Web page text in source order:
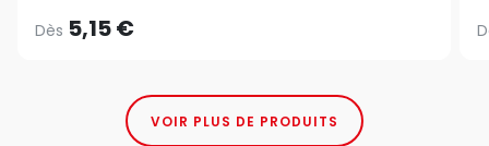
Dès 5,15 €
VOIR PLUS DE PRODUITS